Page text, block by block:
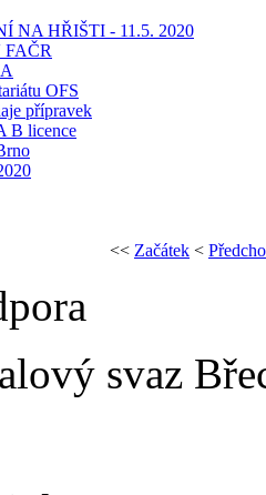
NA HŘIŠTI - 11.5. 2020
FAČR
OFS
přípravek
B licence
<< Začátek <
svaz